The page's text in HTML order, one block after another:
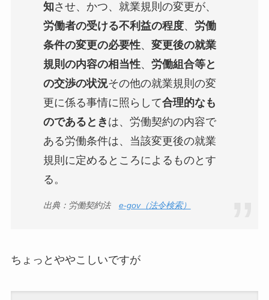
知させ、かつ、就業規則の変更が、
労働者の受ける不利益の程度、 労働
条件の変更の必要性、 変更後の就業
規則の内容の相当性、 労働組合等と
の交渉の状況その他の就業規則の変
更に係る事情に照らして合理的なも
のであるとき は、労働契約の内容で
ある労働条件は、当該変更後の就業
規則に定めるところによるものとす
る。
出典：労働契約法 e-gov（法令検索）
ちょっとややこしいですが